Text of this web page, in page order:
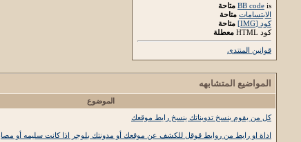
BB code is
متاحة
الابتسامات متاحة
كود [IMG]
متاحة
كود HTML
معطلة
قوانين المنتدى
المواضيع المتشابهه
الموضوع
كل من يقوم بنسخ تدويناتك ينسخ رابط موقعك
اداة او رابط من روابط قوقل للكشف عن موقعك أو مدونتك بلوجر اذا كانت سليمه أو